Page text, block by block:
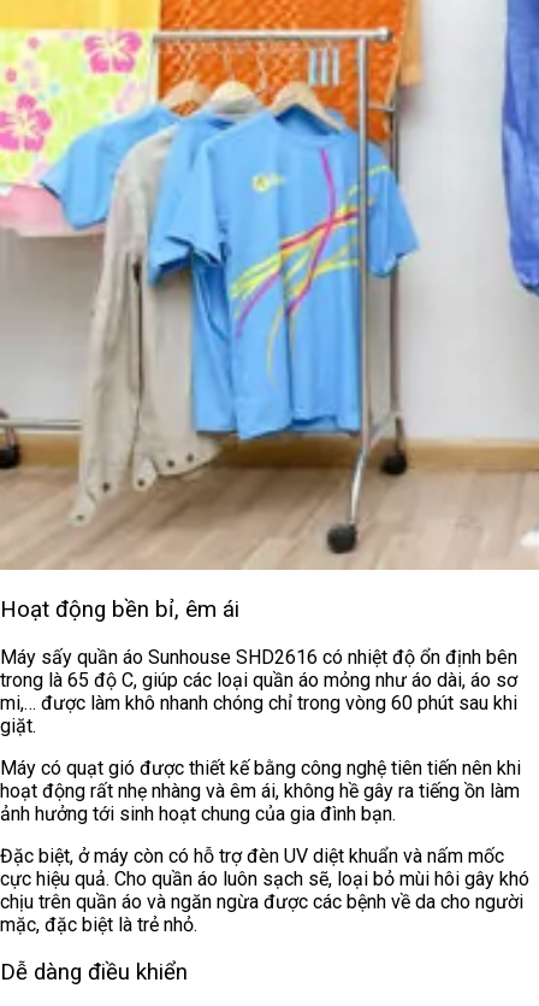
Hoạt động bền bỉ, êm ái
Máy sấy quần áo Sunhouse SHD2616 có nhiệt độ ổn định bên
trong là 65 độ C, giúp các loại quần áo mỏng như áo dài, áo sơ
mi,… được làm khô nhanh chóng chỉ trong vòng 60 phút sau khi
giặt.
Máy có quạt gió được thiết kế bằng công nghệ tiên tiến nên khi
hoạt động rất nhẹ nhàng và êm ái, không hề gây ra tiếng ồn làm
ảnh hưởng tới sinh hoạt chung của gia đình bạn.
Đặc biệt, ở máy còn có hỗ trợ đèn UV diệt khuẩn và nấm mốc
cực hiệu quả. Cho quần áo luôn sạch sẽ, loại bỏ mùi hôi gây khó
chịu trên quần áo và ngăn ngừa được các bệnh về da cho người
mặc, đặc biệt là trẻ nhỏ.
Dễ dàng điều khiển